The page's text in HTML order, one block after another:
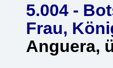
5.004 -
Frau,
Anguera,